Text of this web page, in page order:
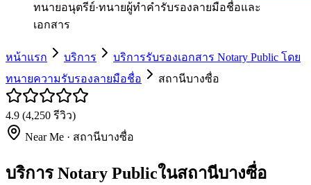
ทนายอนุตรีย์·ทนายผู้ทำคำรับรองลายมือชื่อและ
เอกสาร
หน้าแรก บริการ
บริการรับรองเอกสาร Notary Public โดย
ทนายความรับรองลายมือชื่อ
สถานีบางซื่อ
4.9 (4,250 รีวิว)
Near Me · สถานีบางซื่อ
บริการ Notary Publicในสถานีบางซื่อ